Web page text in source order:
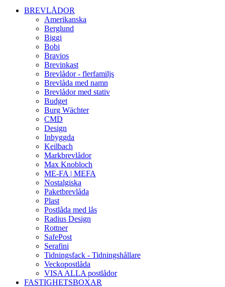
BREVLÅDOR
Amerikanska
Berglund
Biggi
Bobi
Bravios
Brevinkast
Brevlådor - flerfamiljs
Brevlåda med namn
Brevlådor med stativ
Budget
Burg Wächter
CMD
Design
Inbyggda
Keilbach
Markbrevlådor
Max Knobloch
ME-FA | MEFA
Nostalgiska
Paketbrevlåda
Plast
Postlåda med lås
Radius Design
Rottner
SafePost
Serafini
Tidningsfack - Tidningshållare
Veckopostlåda
VISA ALLA postlådor
FASTIGHETSBOXAR